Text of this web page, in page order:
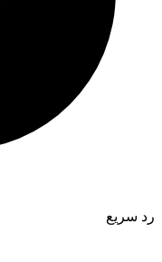
رد سريع